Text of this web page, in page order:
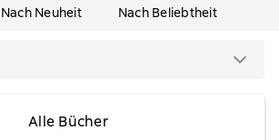
Nach Neuheit Nach Beliebtheit
Alle Bücher